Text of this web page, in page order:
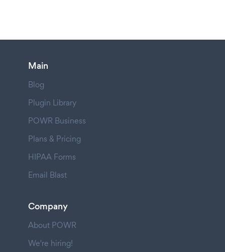
Main
Blog
Plugin Library
POWR Business
Plans & Pricing
HIPAA Forms
Email Blast
Company
About POWR
We're hiring!